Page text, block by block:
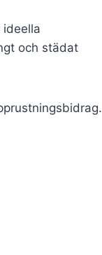
ideella
och städat